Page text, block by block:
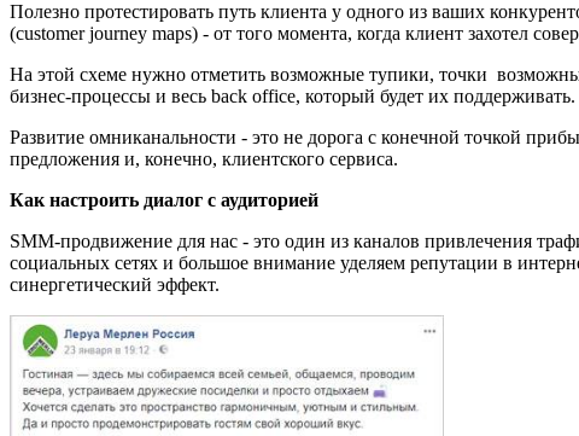
Полезно протестировать путь клиента у одного из ваших
(customer journey maps) - от того момента, когда клиент захотел
На этой схеме нужно отметить возможные тупики, точки
бизнес-процессы и весь back officе, который будет их поддерживать.
Развитие омниканальности - это не дорога с конечной точкой
предложения и, конечно, клиентского сервиса.
Как настроить диалог с аудиторией
SMM-продвижение для нас - это один из каналов привлечения
социальных сетях и большое внимание уделяем репутации в
синергетический эффект.